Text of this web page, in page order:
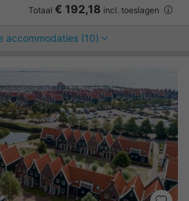
Totaal € 192,18 incl. toeslagen
accommodaties (10)